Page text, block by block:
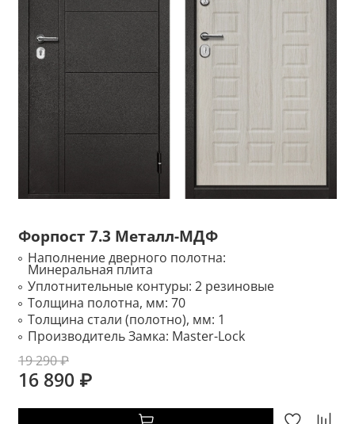
Форпост 7.3 Металл-МДФ
Наполнение дверного полотна:
Минеральная плита
Уплотнительные контуры: 2 резиновые
Толщина полотна, мм: 70
Толщина стали (полотно), мм: 1
Производитель Замка: Master-Lock
19 290 ₽
16 890 ₽